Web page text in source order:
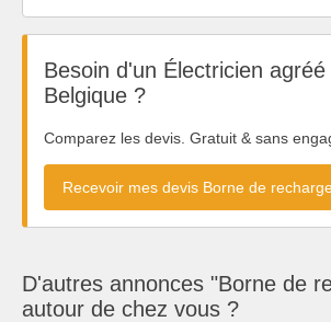
Besoin d'un Électricien agréé
Belgique ?
Comparez les devis. Gratuit & sans
Recevoir mes devis Borne de
D'autres annonces "Borne de
autour de chez vous ?